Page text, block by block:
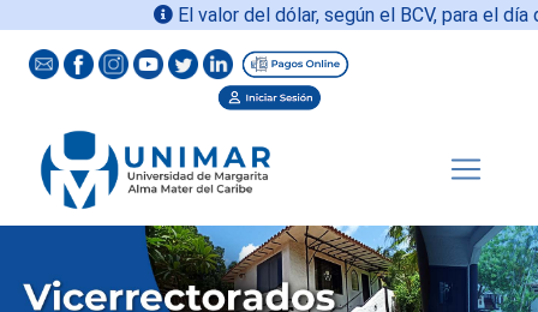
El valor del dólar, según el BCV, para el día